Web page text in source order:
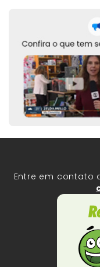
Entre em contato